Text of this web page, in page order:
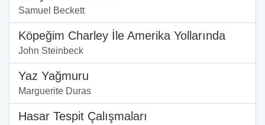
Samuel Beckett
Köpeğim Charley İle Amerika Yollarında
John Steinbeck
Yaz Yağmuru
Marguerite Duras
Hasar Tespit Çalışmaları